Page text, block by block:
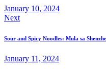
January 10, 2024
Next
Sour and Spicy Noodles: Mula sa
January 11, 2024